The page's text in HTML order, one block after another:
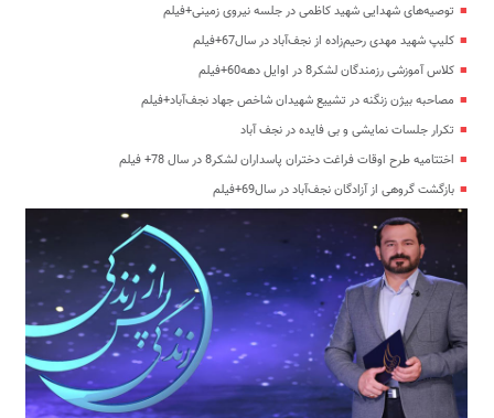
توصیه‌های شهدایی شهید کاظمی در جلسه نیروی زمینی+فیلم
کلیپ شهید مهدی رحیم‌زاده از نجف‌آباد در سال67+فیلم
کلاس آموزشی رزمندگان لشکر8 در اوایل دهه60+فیلم
مصاحبه بیژن زنگنه در تشییع شهیدان شاخص جهاد نجف‌آباد+فیلم
تکرار جلسات نمایشی و بی فایده در نجف آباد
اختتامیه طرح اوقات فراغت دختران پاسداران لشکر8 در سال 78+ فیلم
بازگشت گروهی از آزادگان نجف‌آباد در سال69+فیلم